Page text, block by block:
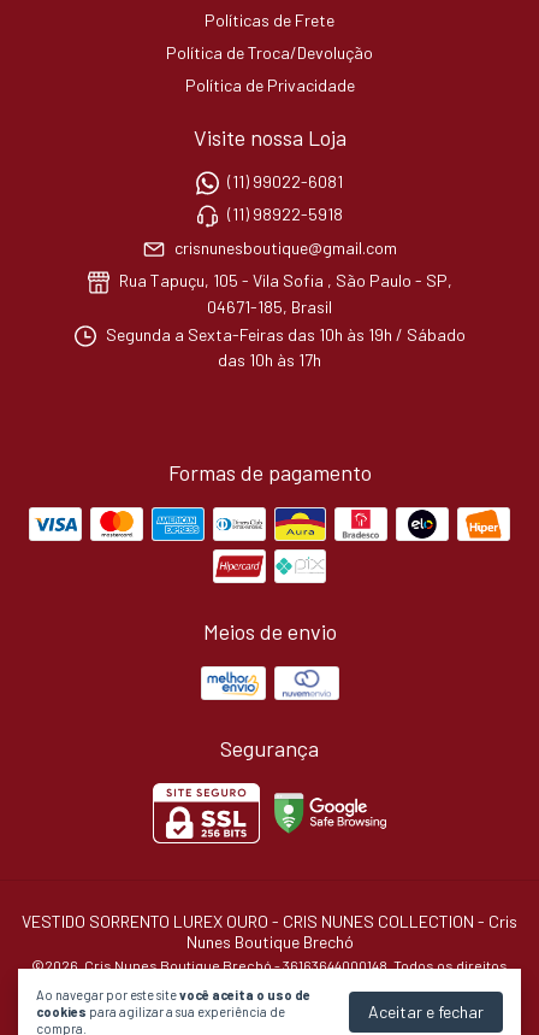
Ao navegar por este sitevocê aceita o uso de
cookies para agilizar a sua experiência de
compra.
Aceitar e fechar
Políticas de Frete
Política de Troca/Devolução
Política de Privacidade
Visite nossa Loja
(11) 99022-6081
(11) 98922-5918
crisnunesboutique@gmail.com
Rua Tapuçu, 105 - Vila Sofia , São Paulo - SP,
04671-185, Brasil
Segunda a Sexta-Feiras das 10h às 19h / Sábado
das 10h às 17h
Formas de pagamento
Meios de envio
Segurança
VESTIDO SORRENTO LUREX OURO - CRIS NUNES COLLECTION - Cris
Nunes Boutique Brechó
©2026. Cris Nunes Boutique Brechó - 36163644000148. Todos os direitos